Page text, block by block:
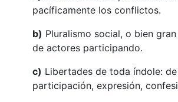
pacíficamente los conflictos.
b) Pluralismo social, o bien
de actores participando.
c) Libertades de toda índole: de
participación, expresión,